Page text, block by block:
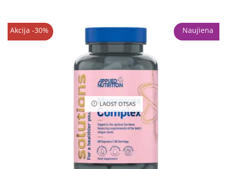
LAOST OTSAS
Naujiena
Akcija -30%